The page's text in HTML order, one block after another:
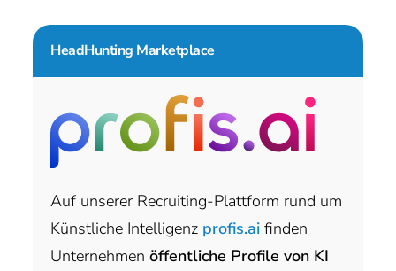
HeadHunting Marketplace
Auf unserer Recruiting-Plattform rund um
Künstliche Intelligenz profis.ai finden
Unternehmen öffentliche Profile von KI